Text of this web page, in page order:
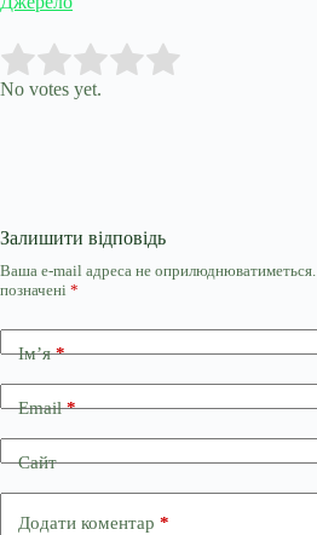
Rate this item:
No votes yet.
Залишити відповідь
Ваша e-mail адреса не оприлюднюватиметься.
позначені *
Ім’я*
Email*
Сайт
Додати коментар *